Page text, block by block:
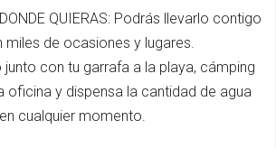
QUIERAS: Podrás llevarlo contigo
miles de ocasiones y lugares.
junto con tu garrafa a la playa, cámping
oficina y dispensa la cantidad de agua
cualquier momento.